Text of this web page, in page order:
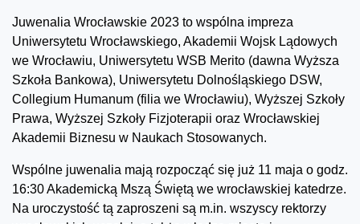
Juwenalia Wrocławskie 2023 to wspólna impreza
Uniwersytetu Wrocławskiego, Akademii Wojsk Lądowych
we Wrocławiu, Uniwersytetu WSB Merito (dawna Wyższa
Szkoła Bankowa), Uniwersytetu Dolnośląskiego DSW,
Collegium Humanum (filia we Wrocławiu), Wyższej Szkoły
Prawa, Wyższej Szkoły Fizjoterapii oraz Wrocławskiej
Akademii Biznesu w Naukach Stosowanych.
Wspólne juwenalia mają rozpocząć się już 11 maja o godz.
16:30 Akademicką Mszą Świętą we wrocławskiej katedrze.
Na uroczystość tą zaproszeni są m.in. wszyscy rektorzy